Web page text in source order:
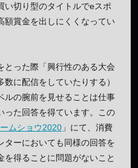
い切り型のタイトルでeスポ
額賞金を出しにくくなってい
とった際「興行性のある大会
数に配信をしていたりする）
ルの腕前を見せることは仕事
った回答を得ています。この
ムショウ2020 」にて、消費
ターにおいても同様の回答を
得ることに問題がないこと